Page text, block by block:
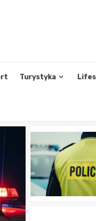
Turystyka